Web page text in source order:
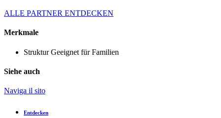
ALLE PARTNER ENTDECKEN
Merkmale
Struktur Geeignet für Familien
Siehe auch
Naviga il sito
Entdecken